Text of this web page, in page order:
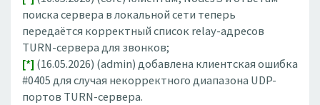
поиска сервера в локальной сети теперь
передаётся корректный список relay-адресов
TURN-сервера для звонков;
[*] (16.05.2026) (admin) добавлена клиентская ошибка
#0405 для случая некорректного диапазона UDP-
портов TURN-сервера.